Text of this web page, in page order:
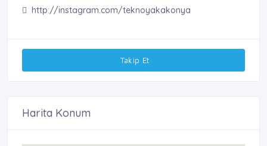
http://instagram.com/teknoyakakonya
Takip Et
Harita Konum